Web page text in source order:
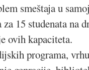
smeštaja u
15 studenata na
ovih kapaciteta.
programa,